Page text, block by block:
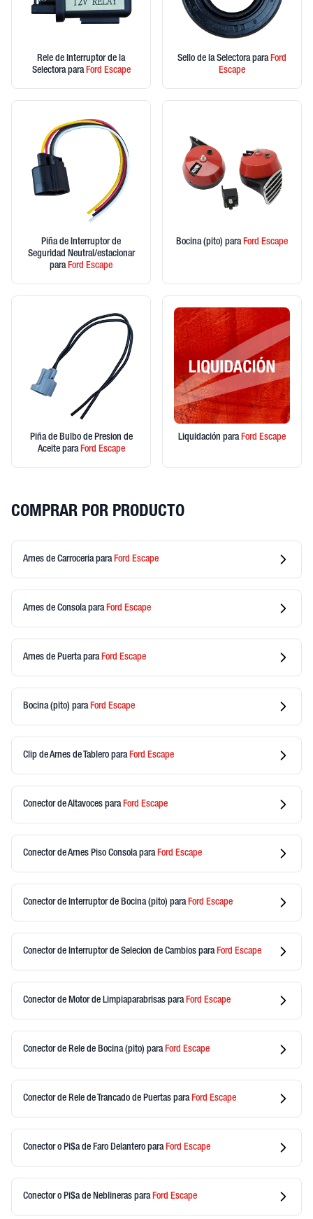
Rele de Interruptor de la
Selectora paraFord Escape
Sello de la Selectora paraFord
Escape
Piña de Interruptor de
Seguridad Neutral/estacionar
paraFord Escape
Bocina (pito) paraFord Escape
Piña de Bulbo de Presion de
Aceite paraFord Escape
Liquidación paraFord Escape
COMPRAR POR PRODUCTO
Arnes de Carroceriapara Ford Escape
Arnes de Consolapara Ford Escape
Arnes de Puertapara Ford Escape
Bocina (pito) para Ford Escape
Clip de Arnes de Tablero para Ford Escape
Conector de Altavoces para Ford Escape
Conector de Arnes Piso Consolapara Ford Escape
Conector de Interruptor de Bocina (pito) para Ford Escape
Conector de Interruptor de Selecion de Cambios para Ford Escape
Conector de Motor de Limpiaparabrisas para Ford Escape
Conector de Rele de Bocina (pito) para Ford Escape
Conector de Rele de Trancado de Puertas para Ford Escape
Conector o Pi$a de Faro Delantero para Ford Escape
Conector o Pi$a de Neblineras para Ford Escape